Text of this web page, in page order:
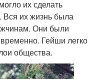
их сделать
их жизнь была
Они были
Гейши легко
общества.